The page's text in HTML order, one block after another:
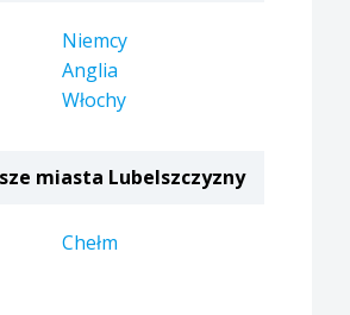
Niemcy
Anglia
Włochy
miasta Lubelszczyzny
Chełm